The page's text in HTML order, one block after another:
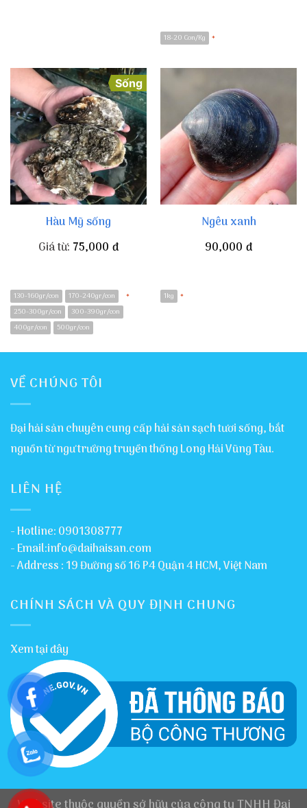
18-20 Con/Kg *
Sống
Hàu Mỹ sống
Giá từ: 75,000 đ
130-160gr/con
170-240gr/con
250-300gr/con
300-390gr/con
400gr/con
500gr/con
*
Ngêu xanh
90,000 đ
1kg *
VỀ CHÚNG TÔI
Đại hải sản chuyên cung cấp hải sản sạch tươi sống, bắt
nguồn từ ngư trường truyền thống Long Hải Vũng Tàu.
LIÊN HỆ
- Hotline: 0901308777
- Email:info@daihaisan.com
- Address : 19 Đường số 16 P4 Quận 4 HCM, Việt Nam
CHÍNH SÁCH VÀ QUY ĐỊNH CHUNG
Xem tại đây